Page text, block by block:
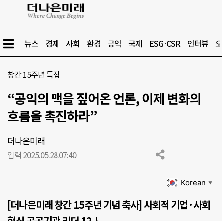
뉴스 경제 사회 환경 공익 국제 ESG·CSR 인터뷰
창간 15주년 특집
“공익의 맥을 짚어온 언론, 이제 변화의
흐름을 촉진하라”
더나은미래
입력 2025.05.28.07:40
Korean ▼
[더나은미래 창간 15주년 기념 축사] 사회적 기업·사회